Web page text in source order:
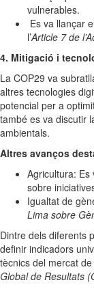
vulnerables.
Es va llançar el
l’Article 7 de
4. Mitigació i
La COP29 va
altres tecnologies
potencial per a
també es va discutir
ambientals.
Altres avanços
Agricultura:
sobre
Igualtat de
Lima sobre
Dintre dels diferents
definir indicadors
tècnics del mercat
Global de Resultats